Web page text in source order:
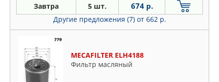
Завтра 5 шт. 674 р.
Другие предложения (7) от 662 р.
MECAFILTER ELH4188
Фильтр масляный